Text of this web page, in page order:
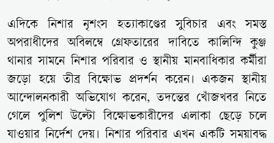
এদিকে নিশার নৃশংস হত্যাকাণ্ডের সুবিচার এবং সমস্ত
অপরাধীদের অবিলম্বে গ্রেফতারের দাবিতে কালিন্দি কুঞ্জ
থানার সামনে নিশার পরিবার ও স্থানীয় মানবাধিকার কর্মীরা
জড়ো হয়ে তীব্র বিক্ষোভ প্রদর্শন করেন। একজন স্থানীয়
আন্দোলনকারী অভিযোগ করেন, তদন্তের খোঁজখবর নিতে
গেলে পুলিশ উল্টো বিক্ষোভকারীদের এলাকা ছেড়ে চলে
যাওয়ার নির্দেশ দেয়। নিশার পরিবার এখন একটি সময়াবদ্ধ